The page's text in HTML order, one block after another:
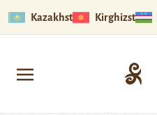
Kazakhstan Kirghizstan